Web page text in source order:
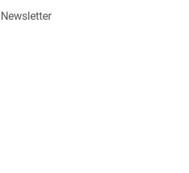
Newsletter